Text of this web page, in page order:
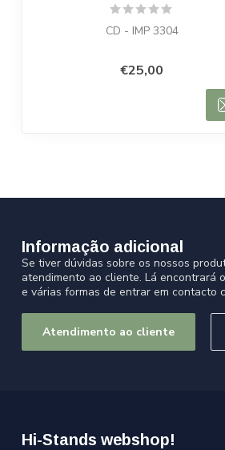
CD - IMP 3304
€25,00
Informação adicional
Se tiver dúvidas sobre os nossos
atendimento ao cliente. Lá encontrará
e várias formas de entrar em contacto
Atendimento ao cliente
Hi-Stands webshop!